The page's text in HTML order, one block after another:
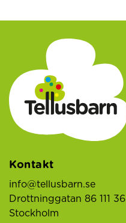
Kontakt
info@tellusbarn.se
Drottninggatan 86 111 36
Stockholm